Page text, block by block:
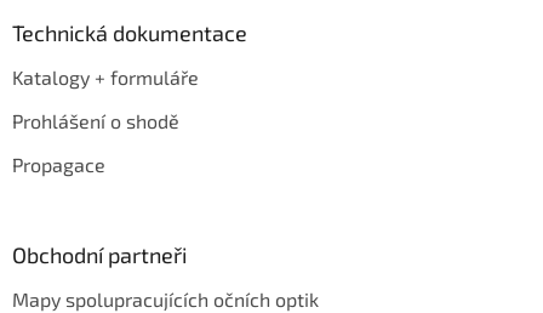
Technická dokumentace
Katalogy + formuláře
Prohlášení o shodě
Propagace
Obchodní partneři
Mapy spolupracujících očních optik